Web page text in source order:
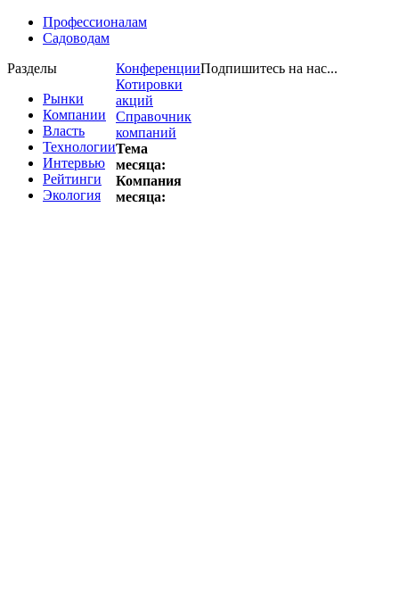
Профессионалам
Садоводам
Разделы
Рынки
Компании
Власть
Технологии
Интервью
Рейтинги
Экология
Конференции
Котировки
акций
Справочник
компаний
Тема
месяца:
Компания
месяца:
Подпишитесь на нас...